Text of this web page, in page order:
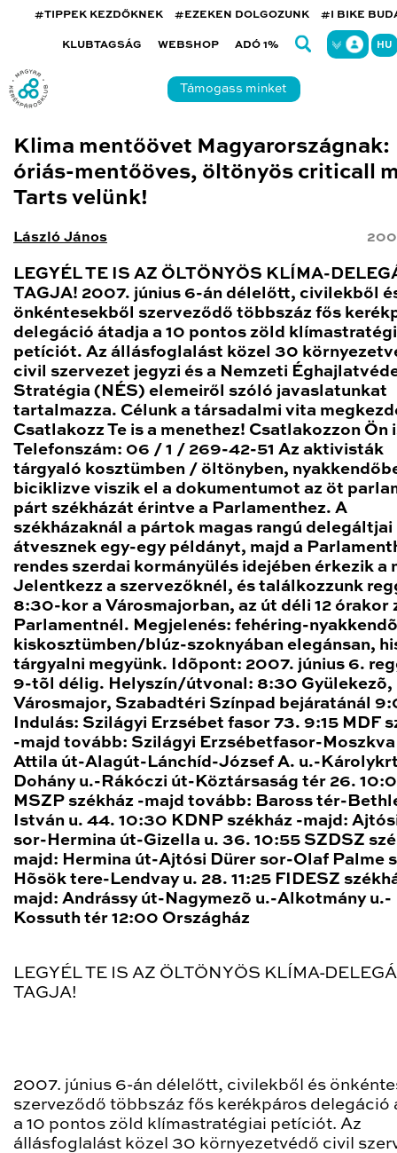
#TIPPEK KEZDŐKNEK #EZEKEN DOLGOZUNK #I BIKE
KLUBTAGSÁG WEBSHOP ADÓ 1% HU
Támogass minket
Klima mentőövet Magyarországnak:
óriás-mentőöves, öltönyös criticall
Tarts velünk!
László János
LEGYÉL TE IS AZ ÖLTÖNYÖS KLÍMA-
TAGJA! 2007. június 6-án délelőtt, civilekből
önkéntesekből szerveződő többszáz fős
delegáció átadja a 10 pontos zöld
petíciót. Az állásfoglalást közel 30
civil szervezet jegyzi és a Nemzeti
Stratégia (NÉS) elemeiről szóló javaslatunkat
tartalmazza. Célunk a társadalmi vita
Csatlakozz Te is a menethez! Csatlakozzon Ön
Telefonszám: 06 / 1 / 269-42-51 Az aktivisták
tárgyaló kosztümben / öltönyben,
biciklizve viszik el a dokumentumot az öt
párt székházát érintve a Parlamenthez. A
székházaknál a pártok magas rangú delegáltjai
átvesznek egy-egy példányt, majd a
rendes szerdai kormányülés idejében érkezik a
Jelentkezz a szervezőknél, és találkozzunk
8:30-kor a Városmajorban, az út déli 12 órakor
Parlamentnél. Megjelenés: fehéring-
kiskosztümben/blúz-szoknyában elegánsan,
tárgyalni megyünk. Idõpont: 2007. június 6.
9-tõl délig. Helyszín/útvonal: 8:30 Gyülekezõ,
Városmajor, Szabadtéri Színpad bejáratánál
Indulás: Szilágyi Erzsébet fasor 73. 9:15 MDF
-majd tovább: Szilágyi Erzsébetfasor-
Attila út-Alagút-Lánchíd-József A. u.-
Dohány u.-Rákóczi út-Köztársaság tér 26.
MSZP székház -majd tovább: Baross tér-
István u. 44. 10:30 KDNP székház -majd:
sor-Hermina út-Gizella u. 36. 10:55 SZDSZ
majd: Hermina út-Ajtósi Dürer sor-Olaf Palme
Hõsök tere-Lendvay u. 28. 11:25 FIDESZ
majd: Andrássy út-Nagymezõ u.-Alkotmány u.-
Kossuth tér 12:00 Országház
LEGYÉL TE IS AZ ÖLTÖNYÖS KLÍMA-
TAGJA!
2007. június 6-án délelőtt, civilekből és
szerveződő többszáz fős kerékpáros delegáció
a 10 pontos zöld klímastratégiai petíciót. Az
állásfoglalást közel 30 környezetvédő civil